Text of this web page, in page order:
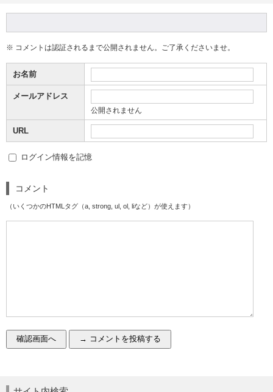
※ コメントは認証されるまで公開されません。ご了承くださいませ。
お名前
メールアドレス
公開されません
URL
ログイン情報を記憶
コメント
（いくつかのHTMLタグ（a, strong, ul, ol, liなど）が使えます）